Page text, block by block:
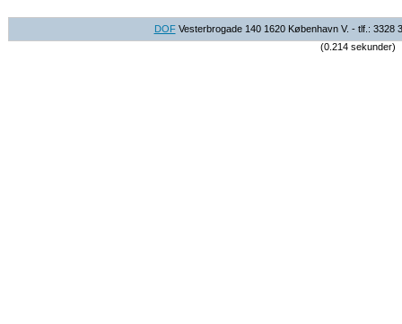
DOFVesterbrogade 140 1620 København V. - tlf.: 3328
(0.214 sekunder)